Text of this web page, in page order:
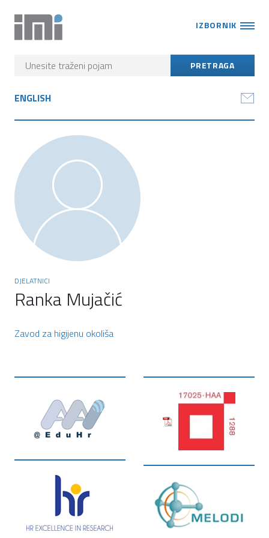
IZBORNIK
ENGLISH
DJELATNICI
Ranka Mujačić
Zavod za higijenu okoliša